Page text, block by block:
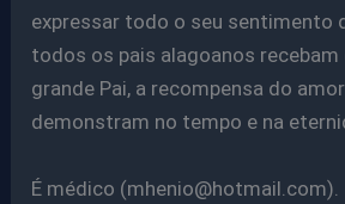
expressar todo o seu sentimento
todos os pais alagoanos recebam
grande Pai, a recompensa do
demonstram no tempo e na
É médico (mhenio@hotmail.com).